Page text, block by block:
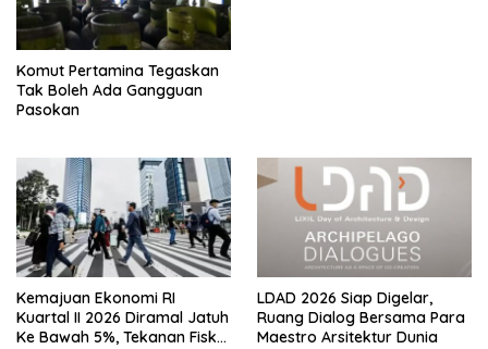
Komut Pertamina Tegaskan
Tak Boleh Ada Gangguan
Pasokan
Kemajuan Ekonomi RI
Kuartal II 2026 Diramal Jatuh
Ke Bawah 5%, Tekanan Fiskal
LDAD 2026 Siap Digelar,
Ruang Dialog Bersama Para
Maestro Arsitektur Dunia